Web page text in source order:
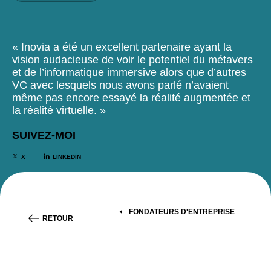
« Inovia a été un excellent partenaire ayant la
vision audacieuse de voir le potentiel du métavers
et de l’informatique immersive alors que d’autres
VC avec lesquels nous avons parlé n’avaient
même pas encore essayé la réalité augmentée et
la réalité virtuelle. »
SUIVEZ-MOI
X LINKEDIN
RETOUR
FONDATEURS D'ENTREPRISE